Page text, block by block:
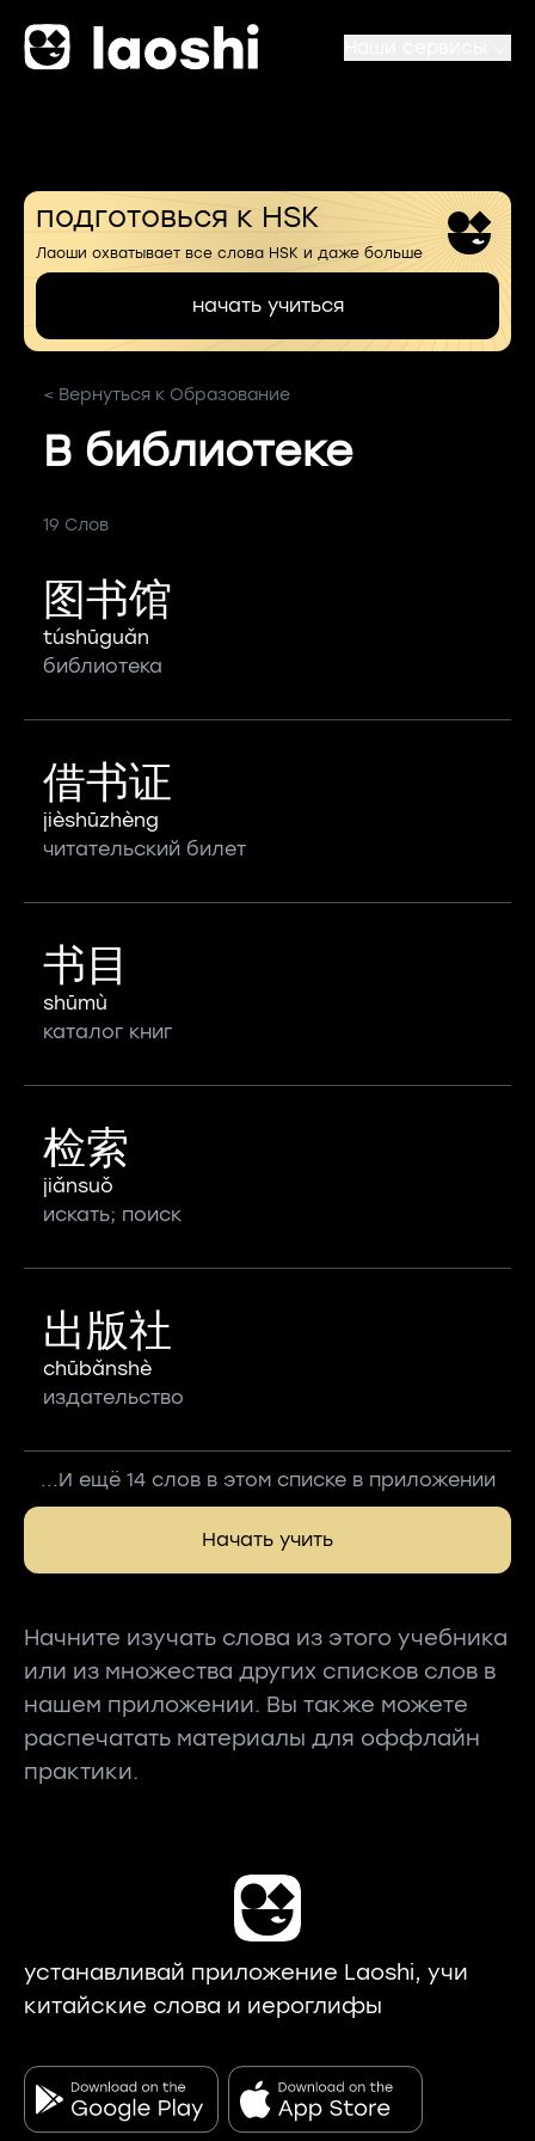
подготовься к HSK
Лаоши охватывает все слова HSK и даже больше
начать учиться
< Вернуться к Образование
В библиотеке
19 Слов
图书馆
túshūguǎn
библиотека
借书证
jièshūzhèng
читательский билет
书目
shūmù
каталог книг
检索
jiǎnsuǒ
искать; поиск
出版社
chūbǎnshè
издательство
...И ещё 14 слов в этом списке в приложении
Начать учить
Начните изучать слова из этого учебника
или из множества других списков слов в
нашем приложении. Вы также можете
распечатать материалы для оффлайн
практики.
устанавливай приложение Laoshi, учи
китайские слова и иероглифы